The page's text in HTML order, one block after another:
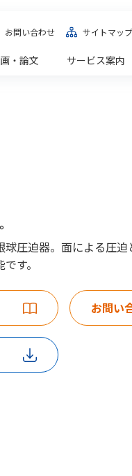
お問い合わせ サイトマップ
・論文 サービス案内
圧迫器。面による圧
す。
お問い